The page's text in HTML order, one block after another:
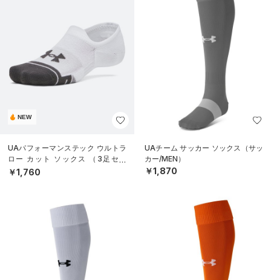
NEW
UAパフォーマンステック ウルトラ
ロー カット ソックス （3足セッ
ト）（トレーニング/UNISEX）
￥1,760
UAチーム サッカー ソックス（サッ
カー/MEN）
￥1,870